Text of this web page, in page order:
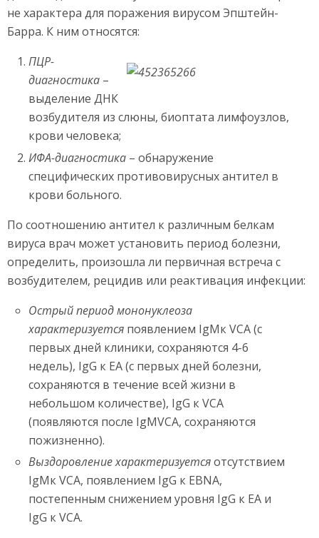
не характера для поражения вирусом Эпштейн-
Барра. К ним относятся:
ПЦР-
диагностика –
выделение ДНК
возбудителя из слюны, биоптата лимфоузлов,
крови человека;
ИФА-диагностика – обнаружение
специфических противовирусных антител в
крови больного.
По соотношению антител к различным белкам
вируса врач может установить период болезни,
определить, произошла ли первичная встреча с
возбудителем, рецидив или реактивация инфекции:
Острый период мононуклеоза
характеризуется появлением IgMк VCA (с
первых дней клиники, сохраняются 4-6
недель), IgG к EA (с первых дней болезни,
сохраняются в течение всей жизни в
небольшом количестве), IgG к VCA
(появляются после IgMVCA, сохраняются
пожизненно).
Выздоровление характеризуетсяотсутствием
IgMк VCA, появлением IgG к EBNA,
постепенным снижением уровня IgG к EA и
IgG к VCA.